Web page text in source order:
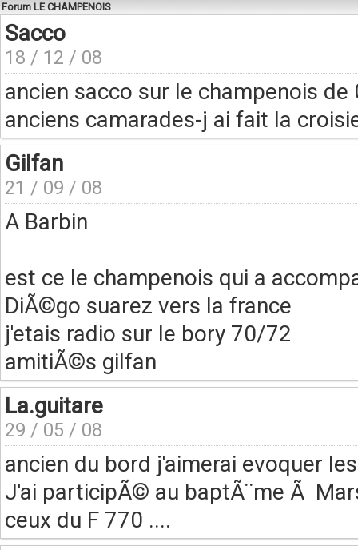
Forum LE CHAMPENOIS
Sacco
18 / 12 / 08
ancien sacco sur le champenois
anciens camarades-j ai fait la
Gilfan
21 / 09 / 08
A Barbin
est ce le champenois qui a
DiÃ©go suarez vers la france
j'etais radio sur le bory 70/72
amitiÃ©s gilfan
La.guitare
29 / 05 / 08
ancien du bord j'aimerai evoquer
J'ai participÃ© au baptÃ¨me Ã
ceux du F 770 ....